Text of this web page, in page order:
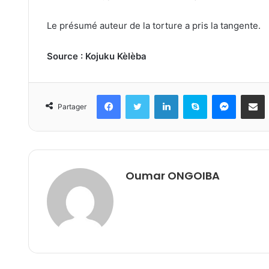
Le présumé auteur de la torture a pris la tangente.
Source : Kojuku Kèlèba
Partager
FacebookTwitter LinkedinSkype
Oumar ONGOIBA